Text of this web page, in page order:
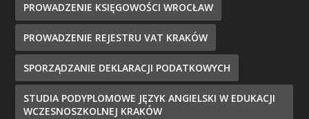
PROWADZENIE KSIĘGOWOŚCI WROCŁAW
PROWADZENIE REJESTRU VAT KRAKÓW
SPORZĄDZANIE DEKLARACJI PODATKOWYCH
STUDIA PODYPLOMOWE JĘZYK ANGIELSKI W EDUKACJI
WCZESNOSZKOLNEJ KRAKÓW